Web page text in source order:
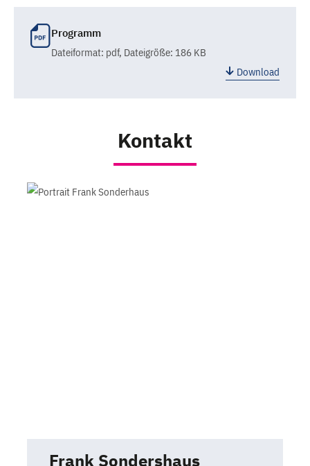
Programm
Dateiformat: pdf, Dateigröße: 186 KB
Download
Kontakt
Frank Sondershaus